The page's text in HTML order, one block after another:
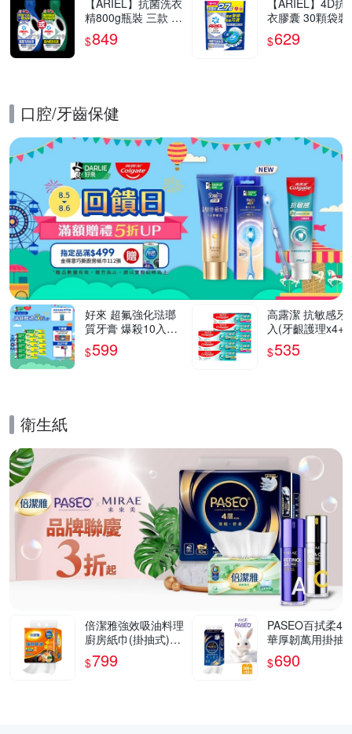
【ARIEL】抗菌洗衣
精800g瓶裝 三款 任
選5入
$849
【ARIEL】4D抗
衣膠囊 30顆袋裝
菌去漬 超值3入
90顆
$629
口腔/牙齒保健
好來 超氟強化琺瑯
質牙膏 爆殺10入組
(200gX6入+175gX4
入)
$599
高露潔 抗敏感牙
入(牙齦護理x4+
琺瑯質x3)
$535
衛生紙
倍潔雅強效吸油料理
廚房紙巾(掛抽式)20
0抽12包/箱
$799
PASEO百拭柔4
華厚韌萬用掛抽
生紙300抽10袋/
$690